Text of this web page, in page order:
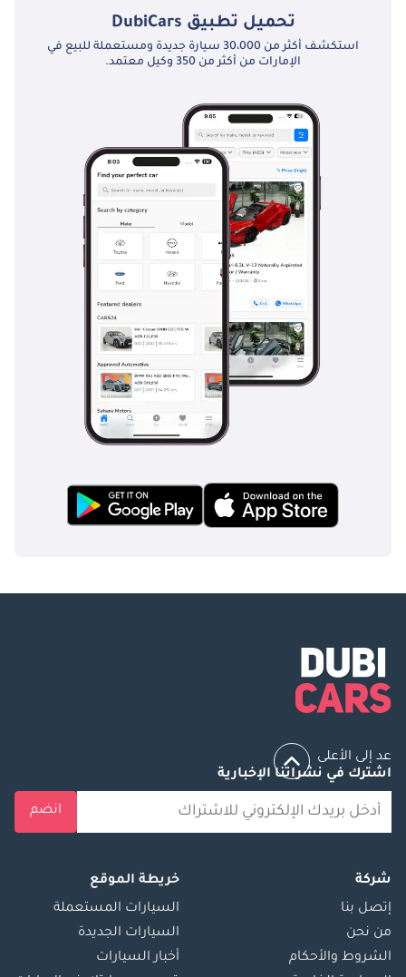
تحميل تطبيق DubiCars
استكشف أكثر من 30،000 سيارة جديدة ومستعملة للبيع في
الإمارات من أكثر من 350 وكيل معتمد.
عد إلى الأعلى
اشترك في نشراتنا الإخبارية
انضم
شركة
إتصل بنا
من نحن
الشروط والأحكام
خريطة الموقع
السيارات المستعملة
السيارات الجديدة
أخبار السيارات